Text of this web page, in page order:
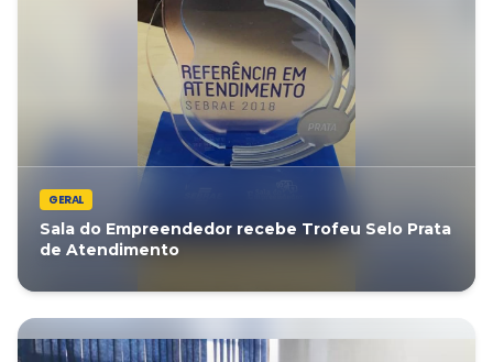
GERAL
Sala do Empreendedor recebe Trofeu Selo Prata
de Atendimento